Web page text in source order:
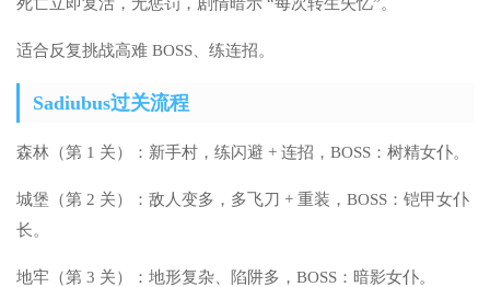
适合反复挑战高难 BOSS、练连招。
Sadiubus过关流程
森林（第 1 关）：新手村，练闪避 + 连招，BOSS：树精女仆。
城堡（第 2 关）：敌人变多，多飞刀 + 重装，BOSS：铠甲女仆
长。
地牢（第 3 关）：地形复杂、陷阱多，BOSS：暗影女仆。